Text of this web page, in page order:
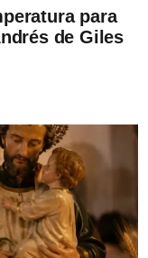
para
de Giles